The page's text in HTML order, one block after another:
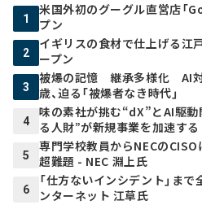
1
米国外初のグーグル直営店「
プン
2
イギリスの食材で仕上げる江
ープン
3
被爆の記憶 継承多様化 AI対
歳、迫る「被爆者なき時代」
4
味の素社が挑む“dX”とAI駆動
る人財”が新規事業を加速する
5
専門学校教員からNECのCISO
超難題 - NEC 淵上氏
6
「仕方ないインシデント」ま
ンターネット 江草氏